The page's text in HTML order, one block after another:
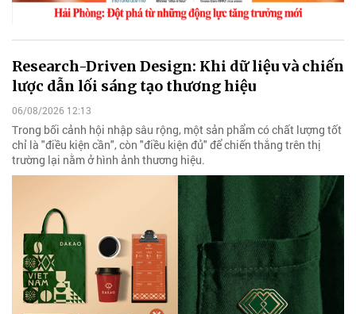
Research-Driven Design: Khi dữ liệu và chiến
lược dẫn lối sáng tạo thương hiệu
06/08/2026 12:13
Trong bối cảnh hội nhập sâu rộng, một sản phẩm có chất lượng tốt
chỉ là "điều kiện cần", còn "điều kiện đủ" để chiến thắng trên thị
trường lại nằm ở hình ảnh thương hiệu.